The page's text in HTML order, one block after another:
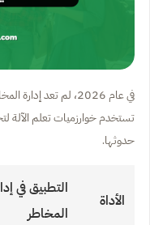
في عام 2026، لم تعد
تستخدم خوارزميات تعلم الآلة
حدوثها.
الأداة
التطبيق في
المخاطر